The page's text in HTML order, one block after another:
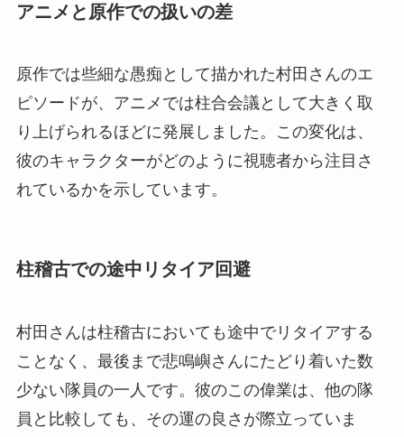
アニメと原作での扱いの差
原作では些細な愚痴として描かれた村田さんのエ
ピソードが、アニメでは柱合会議として大きく取
り上げられるほどに発展しました。この変化は、
彼のキャラクターがどのように視聴者から注目さ
れているかを示しています。
柱稽古での途中リタイア回避
村田さんは柱稽古においても途中でリタイアする
ことなく、最後まで悲鳴嶼さんにたどり着いた数
少ない隊員の一人です。彼のこの偉業は、他の隊
員と比較しても、その運の良さが際立っていま